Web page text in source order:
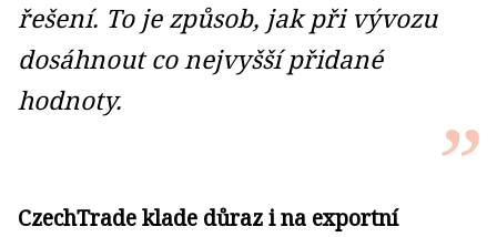
řešení. To je způsob, jak při vývozu
dosáhnout co nejvyšší přidané
hodnoty.
CzechTrade klade důraz i na exportní